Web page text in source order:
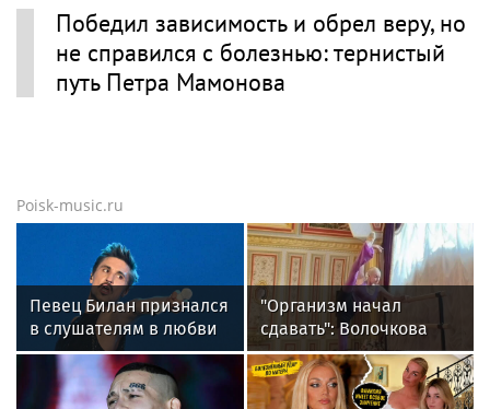
Победил зависимость и обрел веру, но
не справился с болезнью: тернистый
путь Петра Мамонова
Poisk-music.ru
Певец Билан признался
в слушателям в любви
после критики
"Организм начал
сдавать": Волочкова
раскрыла причину
отсутствия фотографий
со шпагатами